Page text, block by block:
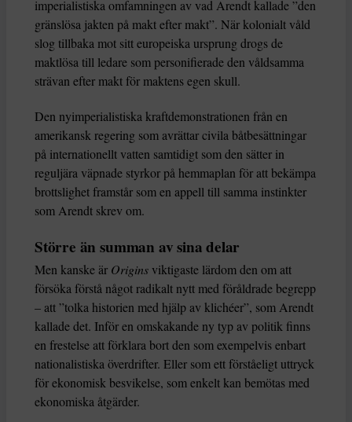
imperialistiska omfamningen av vad Arendt kallade ”den
gränslösa jakten på makt efter makt”. När kolonialt våld
slog tillbaka mot sitt europeiska ursprung drogs de
maktlösa till ledare som personifierade den våldsamma
strävan efter makt för maktens egen skull.
Den nyimperialistiska kraftdemonstrationen från en
amerikansk regering som avrättar civila båtbesättningar
på internationellt vatten samtidigt som den sätter in
reguljära väpnade styrkor på hemmaplan för att bekämpa
brottslighet framstår som en appell till samma instinkter
som Arendt skrev om.
Större än summan av sina delar
Men kanske är Origins viktigaste lärdom den om att
försöka förstå något radikalt nytt med föråldrade begrepp
– att ”tolka historien med hjälp av klichéer”, som Arendt
kallade det. Inför en omskakande ny typ av politik finns
en frestelse att förklara bort den som exempelvis enbart
nationalistiska överdrifter. Eller som ett förståeligt uttryck
för ekonomisk besvikelse, som enkelt kan bemötas med
ekonomiska åtgärder.